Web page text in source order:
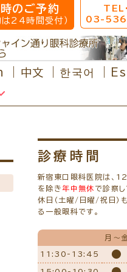
の必要な方へ
中文 한국어
のご予約
24時間受付）
TEL
03-
診療時間
新宿東口眼科医院は、
を除き年中無休 で診察し
休日（土曜/日曜/祝日）
る一般眼科です。
月～
11:30-13:45 ●